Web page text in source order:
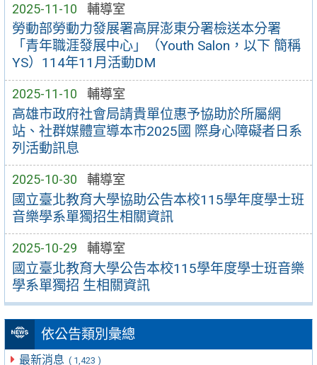
2025-11-10 輔導室
勞動部勞動力發展署高屏澎東分署檢送本分署
「青年職涯發展中心」（Youth Salon，以下 簡稱
YS）114年11月活動DM
2025-11-10 輔導室
高雄市政府社會局請貴單位惠予協助於所屬網
站、社群媒體宣導本市2025國 際身心障礙者日系
列活動訊息
2025-10-30 輔導室
國立臺北教育大學協助公告本校115學年度學士班
音樂學系單獨招生相關資訊
2025-10-29 輔導室
國立臺北教育大學公告本校115學年度學士班音樂
學系單獨招 生相關資訊
依公告類別彙總
最新消息 ( 1,423 )